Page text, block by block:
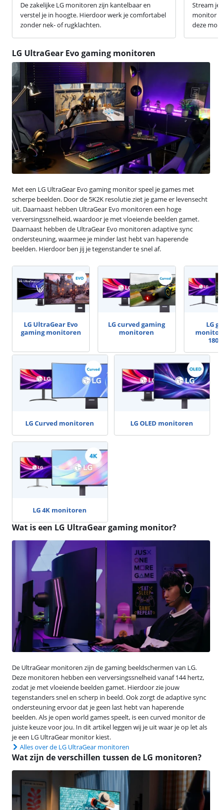
De zakelijke LG monitoren zijn kantelbaar en
verstel je in hoogte. Hierdoor werk je comfortabel
zonder nek- of rugklachten.
Stream
monitor
deze
LG UltraGear Evo gaming monitoren
Met een LG UltraGear Evo gaming monitor speel je games met
scherpe beelden. Door de 5K2K resolutie ziet je game er levensecht
uit. Daarnaast hebben UltraGear Evo monitoren een hoge
verversingssnelheid, waardoor je met vloeiende beelden gamet.
Daarnaast hebben de UltraGear Evo monitoren adaptive sync
ondersteuning, waarmee je minder last hebt van haperende
beelden. Hierdoor ben jij je tegenstander te snel af.
LG UltraGear Evo
gaming monitoren
LG curved gaming
monitoren
LG
180
LG Curved monitoren LG OLED monitoren
LG 4K monitoren
Wat is een LG UltraGear gaming monitor?
De UltraGear monitoren zijn de gaming beeldschermen van LG.
Deze monitoren hebben een verversingssnelheid vanaf 144 hertz,
zodat je met vloeiende beelden gamet. Hierdoor zie jouw
tegenstanders snel en scherp in beeld. Ook zorgt de adaptive sync
ondersteuning ervoor dat je geen last hebt van haperende
beelden. Als je open world games speelt, is een curved monitor de
juiste keuze voor jou. In dit artikel leggen wij je uit waar je op let als
je een LG UltraGear monitor kiest.
Alles over de LG UltraGear monitoren
Wat zijn de verschillen tussen de LG monitoren?